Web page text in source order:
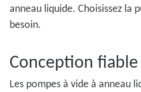
anneau liquide. Choisissez la
besoin.
Conception fiable
Les pompes à vide à anneau